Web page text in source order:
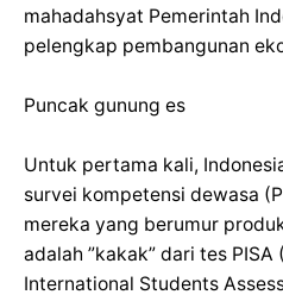
mahadahsyat Pemerintah
pelengkap pembangunan
Puncak gunung es
Untuk pertama kali,
survei kompetensi dewasa
mereka yang berumur
adalah ”kakak” dari tes
International Students